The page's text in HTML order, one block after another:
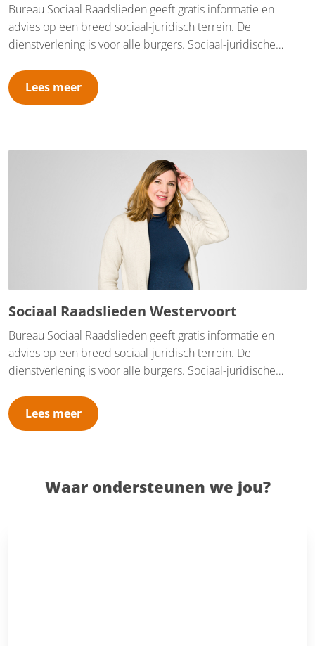
Bureau Sociaal Raadslieden geeft gratis informatie en
advies op een breed sociaal-juridisch terrein. De
dienstverlening is voor alle burgers. Sociaal-juridische
dienstverlening, zoals hulp bij het schrijven van brieven en
bezwaarschriften. Bureau Sociaal Raadslieden Zevenaar is
Financieel Trefpunt. Verder werken wij op afspraak.
Lees meer
Sociaal Raadslieden Westervoort
Bureau Sociaal Raadslieden geeft gratis informatie en
advies op een breed sociaal-juridisch terrein. De
dienstverlening is voor alle burgers. Sociaal-juridische
dienstverlening, zoals hulp bij het schrijven van brieven en
bezwaarschriften. Bureau Sociaal Raadslieden Westervoort
en/of Schuldhulpmaatje. Verder werken wij op afspraak.
Lees meer
Waar ondersteunen we jou?